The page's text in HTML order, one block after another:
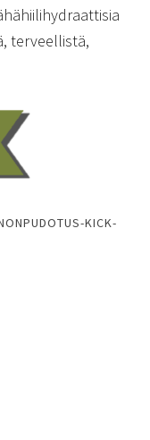
terveellistä,
KICK-